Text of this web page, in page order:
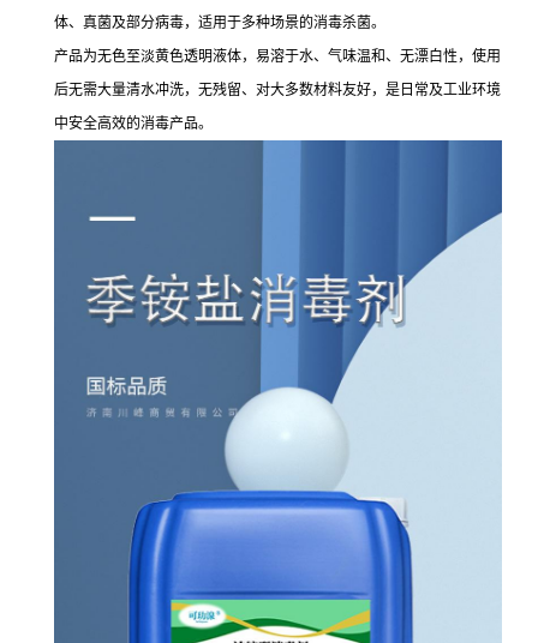
体、真菌及部分病毒，适用于多种场景的消毒杀菌。
产品为无色至淡黄色透明液体，易溶于水、气味温和、无漂白性，使用
后无需大量清水冲洗，无残留、对大多数材料友好，是日常及工业环境
中安全高效的消毒产品。